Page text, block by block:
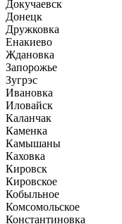
Докучаевск
Донецк
Дружковка
Енакиево
Ждановка
Запорожье
Зугрэс
Ивановка
Иловайск
Каланчак
Каменка
Камышаны
Каховка
Кировск
Кировское
Кобыльное
Комсомольское
Константиновка